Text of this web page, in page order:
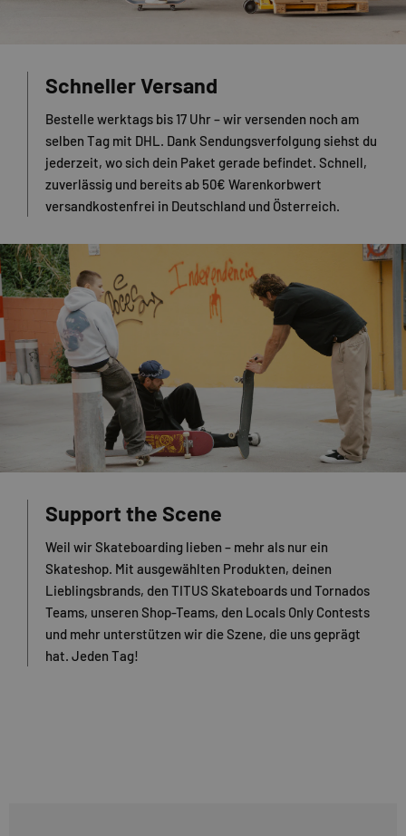
Schneller Versand
Bestelle werktags bis 17 Uhr – wir versenden noch am
selben Tag mit DHL. Dank Sendungsverfolgung siehst du
jederzeit, wo sich dein Paket gerade befindet. Schnell,
zuverlässig und bereits ab 50€ Warenkorbwert
versandkostenfrei in Deutschland und Österreich.
Support the Scene
Weil wir Skateboarding lieben – mehr als nur ein
Skateshop. Mit ausgewählten Produkten, deinen
Lieblingsbrands, den TITUS Skateboards und Tornados
Teams, unseren Shop-Teams, den Locals Only Contests
und mehr unterstützen wir die Szene, die uns geprägt
hat. Jeden Tag!